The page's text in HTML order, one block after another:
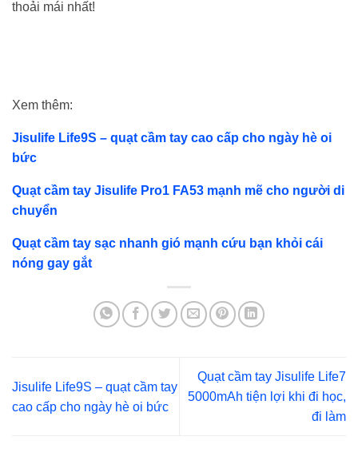
thoải mái nhất!
Xem thêm:
Jisulife Life9S – quạt cầm tay cao cấp cho ngày hè oi
bức
Quạt cầm tay Jisulife Pro1 FA53 mạnh mẽ cho người di
chuyển
Quạt cầm tay sạc nhanh gió mạnh cứu bạn khỏi cái
nóng gay gắt
Jisulife Life9S – quạt cầm tay
cao cấp cho ngày hè oi bức
Quạt cầm tay Jisulife Life7
5000mAh tiện lợi khi đi học,
đi làm